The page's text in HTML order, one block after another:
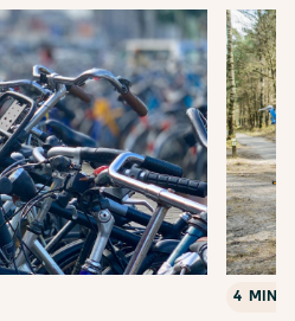
4 MIN